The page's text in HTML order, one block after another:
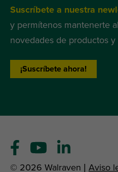
Suscríbete a nuestra
y permítenos mantenerte
novedades de productos y
¡Suscríbete ahora!
© 2026 Walraven | Aviso